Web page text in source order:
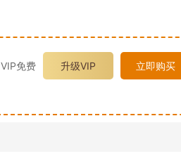
VIP免费 升级VIP 立即购买